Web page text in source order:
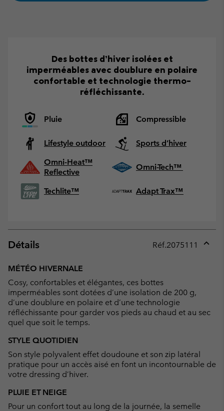
Des bottes d’hiver isolées et
imperméables avec doublure en polaire
confortable et technologie thermo-
réfléchissante.
Pluie Compressible
Lifestyle outdoor
Sports d’hiver
Omni-Heat™
Reflective
Omni-Tech™
Techlite™ Adapt Trax™
Détails Réf.2075111
MÉTÉO HIVERNALE
Cosy, confortables et élégantes, ces bottes
imperméables sont dotées d’une isolation de 200 g,
d’une doublure en polaire et d’une technologie
réfléchissante pour garder vos pieds au chaud et au sec
quel que soit le temps.
STYLE QUOTIDIEN
Son style polyvalent effet doudoune et son zip latéral
pratique pour un accès aisé en font un incontournable de
votre dressing d’hiver.
PLUIE ET NEIGE
Pour un confort tout au long de la journée, la semelle